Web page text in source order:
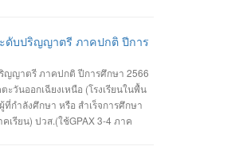
ยละเอียด เกณฑ์ คุณสมบัติ การรับ
anouncement2566_21_3.pdf
ดับปริญญาตรี ภาคปกติ ปีการ
ญญาตรี ภาคปกติ ปีการศึกษา 2566
วันออกเฉียงเหนือ (โรงเรียนในพื้น
กำลังศึกษา หรือ สำเร็จการศึกษา
เรียน) ปวส.(ใช้GPAX 3-4 ภาค